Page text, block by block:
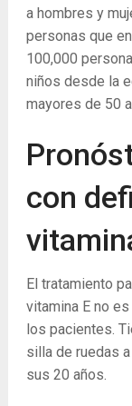
a hombres y
personas que
100,000
niños desde la
mayores de 50
con
El tratamiento
vitamina E no
los pacientes.
silla de ruedas
sus 20 años.